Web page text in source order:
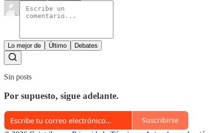
Lo mejor de Último Debates
Sin posts
Por supuesto, sigue adelante.
Suscribirse